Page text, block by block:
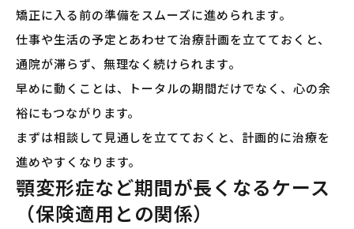
矯正に入る前の準備をスムーズに進められます。
仕事や生活の予定とあわせて治療計画を立てておくと、
通院が滞らず、無理なく続けられます。
早めに動くことは、トータルの期間だけでなく、心の余
裕にもつながります。
まずは相談して見通しを立てておくと、計画的に治療を
進めやすくなります。
顎変形症など期間が長くなるケース
（保険適用との関係）